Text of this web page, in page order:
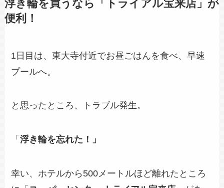
浮き輪を買うなら「トライアル宝来店」が
便利！
1日目は、東大寺付近でお昼ごはんを食べ、早速
プールへ。
と思ったところ、トラブル発生。
「浮き輪を忘れた！」
幸い、ホテルから500メートルほど離れたところ